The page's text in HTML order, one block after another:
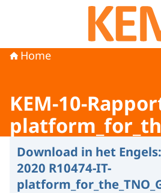
Naar de homepage
Home
KEM-10-
Download in het Engels:
2020 R10474-IT-